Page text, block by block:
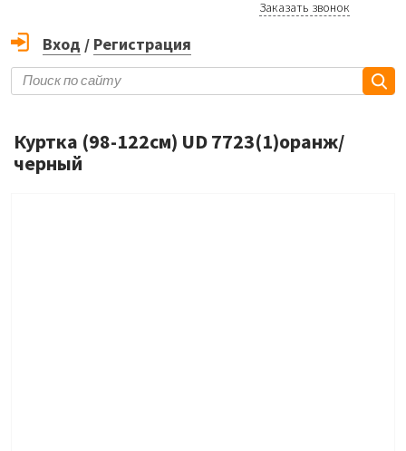
Заказать звонок
Вход / Регистрация
Куртка (98-122см) UD 7723(1)оранж/
черный